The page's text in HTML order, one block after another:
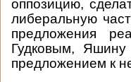
оппозицию,
либеральную
предложения
Гудковым,
предложением к